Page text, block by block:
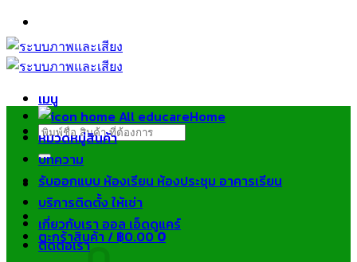
ข้าม
ไป
ยัง
เมนู
ค้นหา:
ตะกร้าสินค้า /฿0.000
Home
หมวดหมู่สินค้า
บทความ
รับออกแบบ ห้องเรียน ห้องประชุม อาคารเรียน
บริการติดตั้ง ให้เช่า
เกี่ยวกับเรา ออล เอ็ดดูแคร์
ติดต่อเรา